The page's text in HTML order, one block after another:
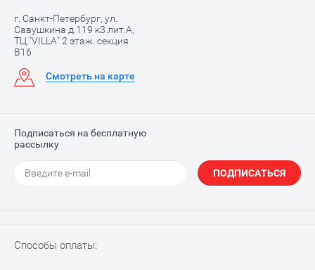
г. Санкт-Петербург, ул.
Савушкина д.119 к3 лит.А,
ТЦ."VILLA" 2 этаж. секция
В16
Смотреть на карте
Подписаться на бесплатную
рассылку
ПОДПИСАТЬСЯ
Способы оплаты: